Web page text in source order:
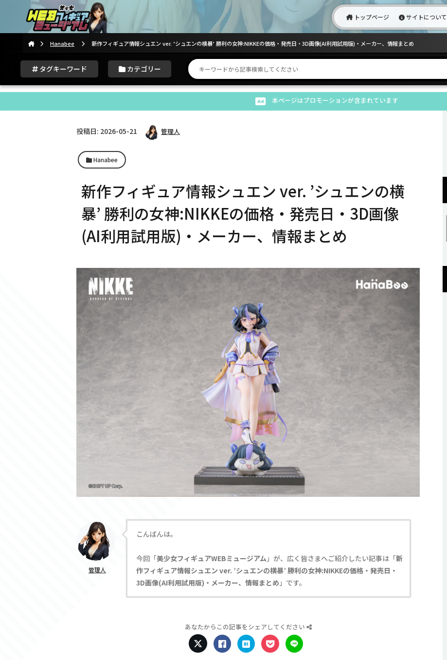
トップページ サイトについて
Hanabee 新作フィギュア情報シュエン ver. ’シュエンの横暴’ 勝利の女神:NIKKEの価格・発売日・3D画像(AI利用試用版)・メーカー、情報まとめ
タグキーワード カテゴリー
本ページはプロモーションが含まれています
投稿日: 2026-05-21 管理人
Hanabee
新作フィギュア情報シュエン ver. ’シュエンの横
暴’ 勝利の女神:NIKKEの価格・発売日・3D画像
(AI利用試用版)・メーカー、情報まとめ
管理人
こんばんは。
今回「美少女フィギュアWEBミュージアム 」が、広く皆さまへご紹介したい記事は「新
作フィギュア情報シュエン ver. ’シュエンの横暴’ 勝利の女神:NIKKEの価格・発売日・
3D画像(AI利用試用版)・メーカー、情報まとめ 」です。
あなたからこの記事をシェアしてください